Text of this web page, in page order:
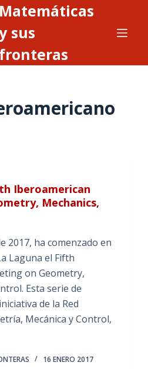
Matemáticas
sus
fronteras
Iberoamerican
Mechanics,
2017, ha comenzado en
Laguna el Fifth
on Geometry,
Esta serie de
de la Red
Mecánica y Control,
16 ENERO 2017